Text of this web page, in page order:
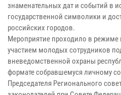
знаменательных дат и событий в
государственной символики и
российских городов.
Мероприятие проходило в
участием молодых сотрудников
вневедомственной охраны
формате собравшемуся личному
Председателя Регионального